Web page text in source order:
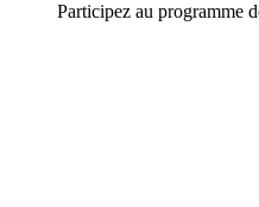
Participez au programme